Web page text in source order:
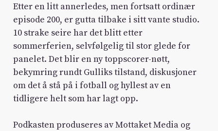
Etter en litt annerledes, men fortsatt ordinær
episode 200, er gutta tilbake i sitt vante studio.
10 strake seire har det blitt etter
sommerferien, selvfølgelig til stor glede for
panelet. Det blir en ny toppscorer-nøtt,
bekymring rundt Gulliks tilstand, diskusjoner
om det å stå på i fotball og hyllest av en
tidligere helt som har lagt opp.
Podkasten produseres av Mottaket Media og